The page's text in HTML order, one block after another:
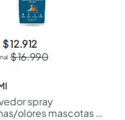
$ 12.912
$ 16.990
spray
olores mascotas